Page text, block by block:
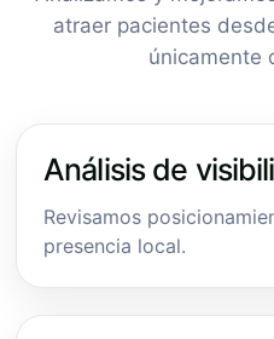
atraer pacientes
únicamente
Análisis de
Revisamos
presencia local.